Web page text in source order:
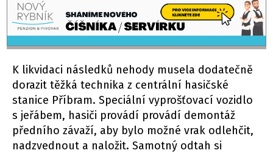
K likvidaci následků nehody musela dodatečně
dorazit těžká technika z centrální hasičské
stanice Příbram. Speciální vyprošťovací vozidlo
s jeřábem, hasiči provádí provádí demontáž
předního závaží, aby bylo možné vrak odlehčit,
nadzvednout a naložit. Samotný odtah si